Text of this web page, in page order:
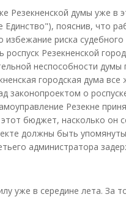
Резекненской думы уже в
пояснив, что
риска
Резекненской
неспособности
городская дума
законопроектом о
Резекне
бюджет, насколько он
должны быть
администратора
уже в середине лета. За